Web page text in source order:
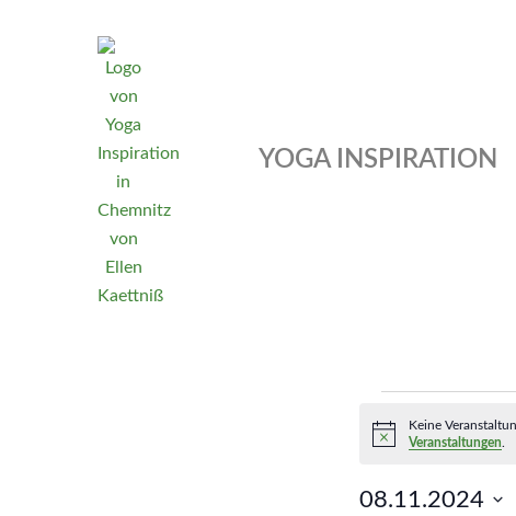
YOGA INSPIRATION
for
November
Hinweis
Keine
Veranstaltungen
08.11.2024